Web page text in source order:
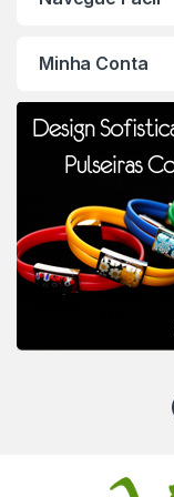
Minha Conta